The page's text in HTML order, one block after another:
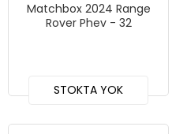
Matchbox 2024 Range
Rover Phev - 32
STOKTA YOK